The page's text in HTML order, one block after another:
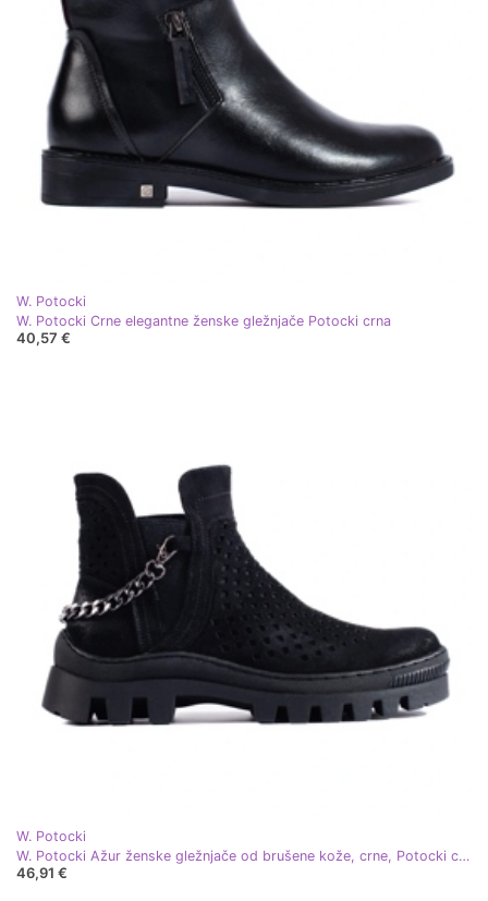
W. Potocki
W. Potocki Crne elegantne ženske gležnjače Potocki crna
40,57 €
W. Potocki
W. Potocki Ažur ženske gležnjače od brušene kože, crne, Potocki crna
46,91 €